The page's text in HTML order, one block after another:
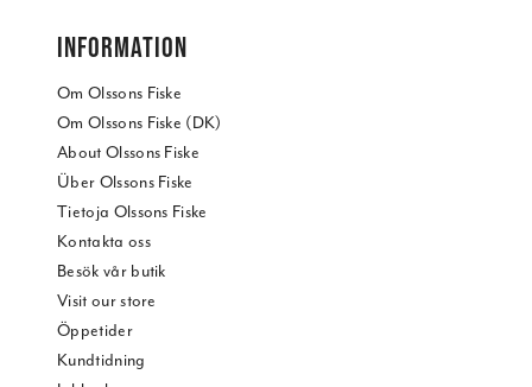
INFORMATION
Om Olssons Fiske
Om Olssons Fiske (DK)
About Olssons Fiske
Über Olssons Fiske
Tietoja Olssons Fiske
Kontakta oss
Besök vår butik
Visit our store
Öppetider
Kundtidning